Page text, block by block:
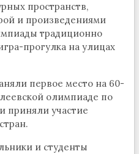
пространств,
и произведениями
традиционно
прогулка на улицах
первое место на 60-
олимпиаде по
приняли участие
и студенты